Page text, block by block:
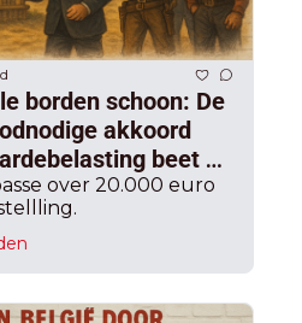
borden schoon: De
akkoord
beet
lange nacht in de
over 20.000 euro